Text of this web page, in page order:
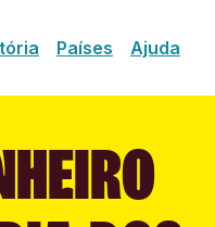
Países Ajuda